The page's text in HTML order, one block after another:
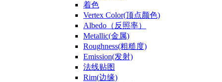
着色
Vertex Color(顶点颜色)
Albedo（反照率）
Metallic(金属)
Roughness(粗糙度)
Emission(发射)
法线贴图
Rim(边缘)